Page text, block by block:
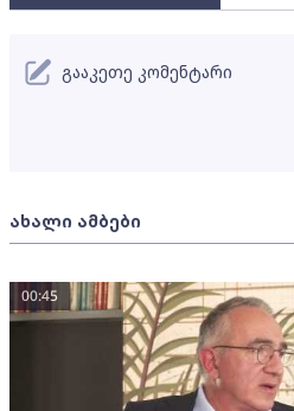
ახალი ამბები
00:45
გააკეთე კომენტარი